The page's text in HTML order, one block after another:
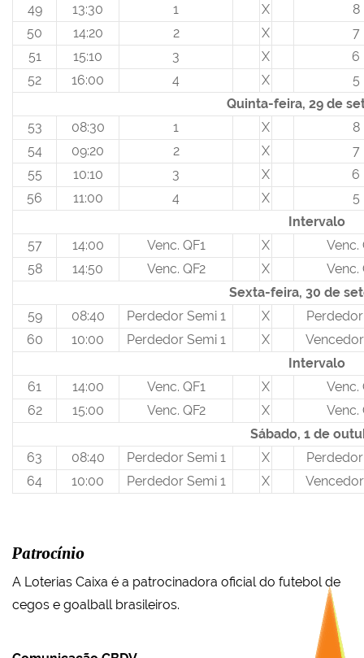
49
13:30 1 X
8
50
14:20 2 X
7
51
15:10 3 X
6
52
16:00 4 X
5
Quinta-feira, 29 de
53
08:30 1 X
8
54
09:20 2 X
7
55
10:10 3 X
6
56
11:00 4 X
5
Intervalo
57
14:00 Venc. QF1 X
Venc.
58
14:50 Venc. QF2 X
Venc.
Sexta-feira, 30 de
59
08:40 Perdedor Semi 1 X
60
10:00 Perdedor Semi 1 X
Intervalo
61
14:00 Venc. QF1 X
Venc.
62
15:00 Venc. QF2 X
Venc.
Sábado, 1 de
63
08:40 Perdedor Semi 1 X
64
10:00 Perdedor Semi 1 X
Patrocínio
A Loterias Caixa é a patrocinadora oficial do futebol de
cegos e goalball brasileiros.